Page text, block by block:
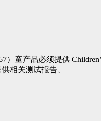
童产品必须提供
相关测试报告、